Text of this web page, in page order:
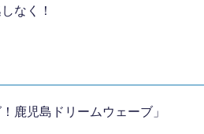
なく！
鹿児島ドリームウェーブ」